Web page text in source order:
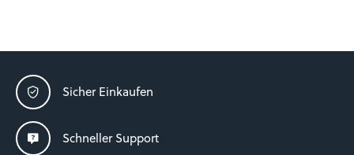
Sicher Einkaufen
Schneller Support